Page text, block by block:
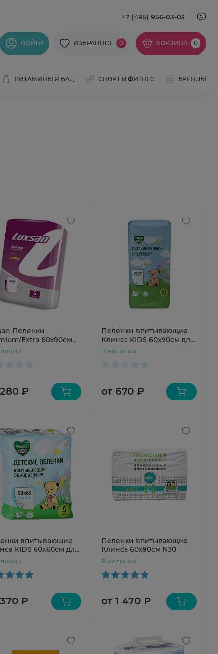
+7 (495) 956-03-03
ВОЙТИ ИЗБРАННОЕ 0 КОРЗИНА 0
ВИТАМИНЫ И БАД СПОРТ И ФИТНЕС БРЕНДЫ
Пеленки
Extra 60х90см
₽
Пеленки впитывающие
Клинса KIDS 60х90см для
детей N10
В наличии
от 670 ₽
впитывающие
KIDS 60х60см для
N5
₽
Пеленки впитывающие
Клинса 60х90см N30
В наличии
от 1 470 ₽